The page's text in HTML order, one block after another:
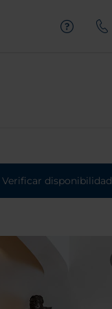
Verificar disponibilidad